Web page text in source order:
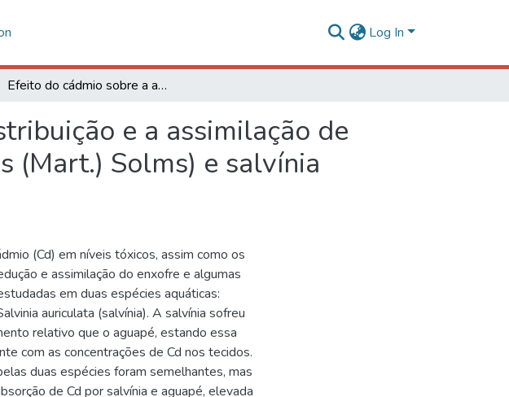
Log In
Efeito do cádmio sobre a absorção, a distribuição e a assimilação de enxofre em aguapé (Eichhornia crassipes (Mart.) Solms) e salvínia (Salvinia auriculata Aubl.)
e a assimilação de
(Mart.) Solms) e salvínia
(Cd) em níveis tóxicos, assim como os
e assimilação do enxofre e algumas
em duas espécies aquáticas:
auriculata (salvínia). A salvínia sofreu
relativo que o aguapé, estando essa
com as concentrações de Cd nos tecidos.
duas espécies foram semelhantes, mas
de Cd por salvínia e aguapé, elevada